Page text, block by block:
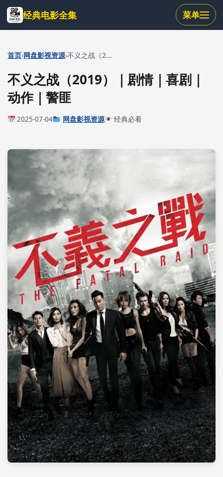
跳
到
主
内
经典电影全集 菜单
首页›网盘影视资源›不义之战（2...
不义之战（2019）｜剧情｜喜剧｜
动作｜警匪
2025-07-04 网盘影视资源 经典必看